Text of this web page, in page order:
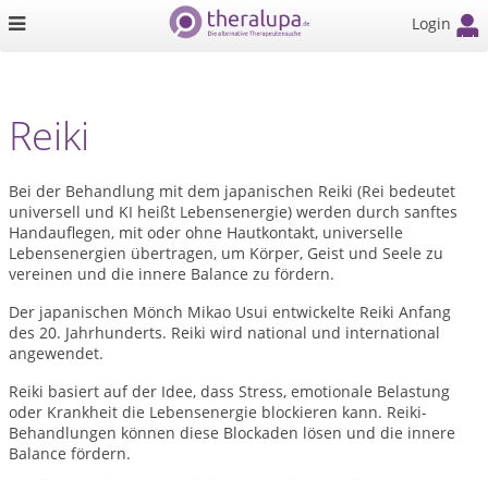
Login
Reiki
Bei der Behandlung mit dem japanischen Reiki (Rei bedeutet
universell und KI heißt Lebensenergie) werden durch sanftes
Handauflegen, mit oder ohne Hautkontakt, universelle
Lebensenergien übertragen, um Körper, Geist und Seele zu
vereinen und die innere Balance zu fördern.
Der japanischen Mönch Mikao Usui entwickelte Reiki Anfang
des 20. Jahrhunderts. Reiki wird national und international
angewendet.
Reiki basiert auf der Idee, dass Stress, emotionale Belastung
oder Krankheit die Lebensenergie blockieren kann. Reiki-
Behandlungen können diese Blockaden lösen und die innere
Balance fördern.